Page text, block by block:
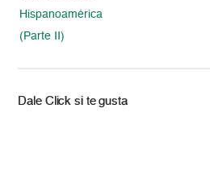
Hispanoamérica
(Parte II)
Dale Click si te gusta